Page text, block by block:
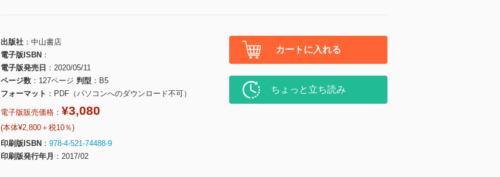
出版社
中山書店
電子版ISBN
電子版発売日
2020/05/11
ページ数
127ページ 判型
B5
フォーマット
PDF（パソコンへのダウンロード不可）
電子版販売価格： ¥3,080
(本体¥2,800＋税10％)
印刷版ISBN
978-4-521-74488-9
印刷版発行年月
2017/02
カートに入れる
ちょっと立ち読み